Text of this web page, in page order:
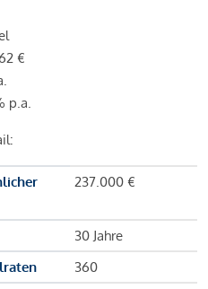
€
p.a.
237.000 €
30 Jahre
360